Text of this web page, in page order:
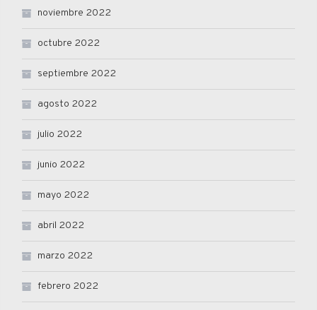
noviembre 2022
octubre 2022
septiembre 2022
agosto 2022
julio 2022
junio 2022
mayo 2022
abril 2022
marzo 2022
febrero 2022